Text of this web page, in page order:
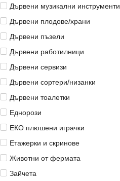
Дървени музикални инструменти
Дървени плодове/храни
Дървени пъзели
Дървени работилници
Дървени сервизи
Дървени сортери/низанки
Дървени тоалетки
Еднорози
ЕКО плюшени играчки
Етажерки и скринове
Животни от фермата
Зайчета